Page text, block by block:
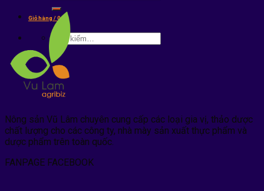
kiếm:
Giỏ hàng /0₫
kiếm:
Nông sản Vũ Lâm chuyên cung cấp các loại gia vị, thảo dược
chất lượng cho các công ty, nhà mày sản xuất thực phẩm và
dược phẩm trên toàn quốc.
FANPAGE FACEBOOK